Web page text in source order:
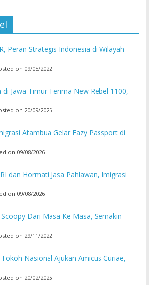
Peran Strategis Indonesia di Wilayah
on 09/05/2022
Jawa Timur Terima New Rebel 1100,
on 20/09/2025
Atambua Gelar Eazy Passport di
on 09/08/2026
dan Hormati Jasa Pahlawan, Imigrasi
on 09/08/2026
Dari Masa Ke Masa, Semakin
on 29/11/2022
Nasional Ajukan Amicus Curiae,
on 20/02/2026